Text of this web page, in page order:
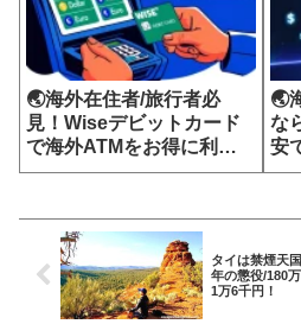
🌏海外在住者/旅行者必
見！Wiseデビットカード
で海外ATMをお得に利用
する方法
🌏
な
安
タイは禁煙天
年の懲役/180
1万6千円！